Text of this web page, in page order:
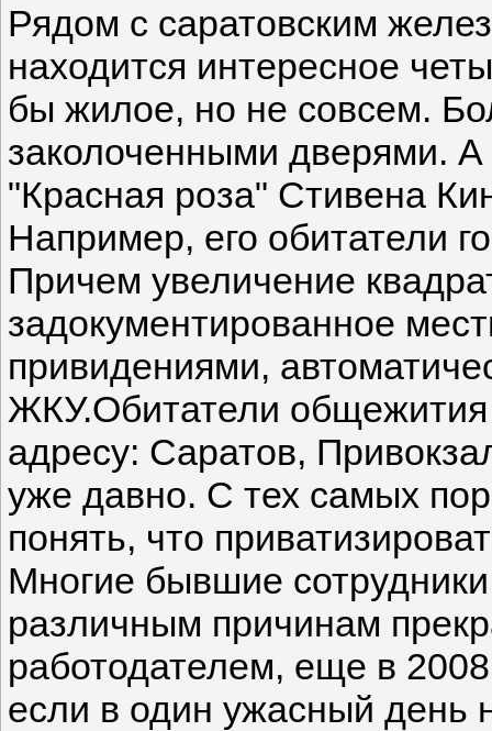
Рядом с саратовским
находится интересное
бы жилое, но не совсем.
заколоченными дверями.
"Красная роза" Стивена
Например, его обитатели
Причем увеличение
задокументированное
привидениями,
ЖКУ.Обитатели
адресу: Саратов,
уже давно. С тех самых
понять, что
Многие бывшие
различным причинам
работодателем, еще в
если в один ужасный день